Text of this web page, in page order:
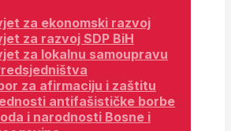
za ekonomski razvoj
za razvoj SDP BiH
za lokalnu samoupravu
za afirmaciju i zaštitu
antifašističke borbe
i narodnosti Bosne i